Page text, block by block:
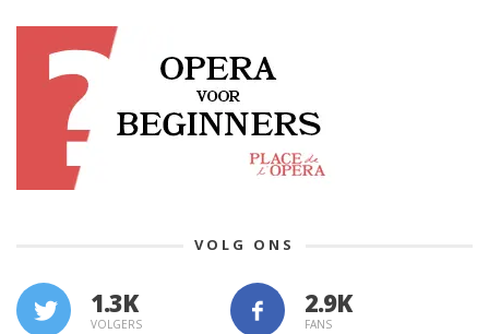
VOLG ONS
1.3K
VOLGERS FANS